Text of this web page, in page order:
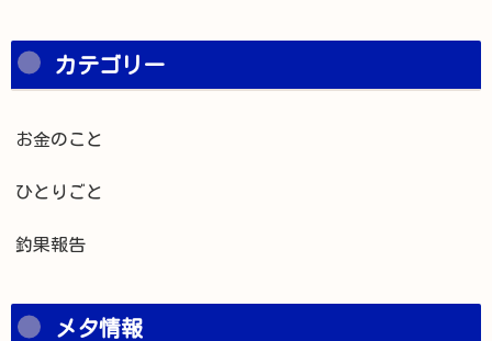
カテゴリー
お金のこと
ひとりごと
釣果報告
メタ情報